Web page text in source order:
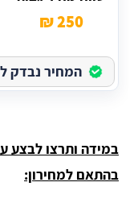
250 ₪
המחיר נבדק
במידה ותרצו לבצע
בהתאם למחירון: